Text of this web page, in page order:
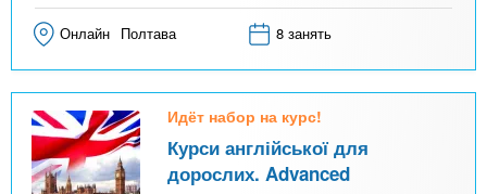
Онлайн Полтава 8 занять
Идёт набор на курс!
Курси англійської для
дорослих. Advanced